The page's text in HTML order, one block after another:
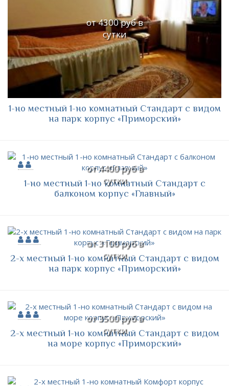
от 4300 руб в
сутки
1-но местный 1-но комнатный Стандарт с видом
на парк корпус «Приморский»
от 4400 руб в
сутки
1-но местный 1-но комнатный Стандарт с
балконом корпус «Главный»
от 3100 руб в
сутки
2-х местный 1-но комнатный Стандарт с видом
на парк корпус «Приморский»
от 3500 руб в
сутки
2-х местный 1-но комнатный Стандарт с видом
на море корпус «Приморский»